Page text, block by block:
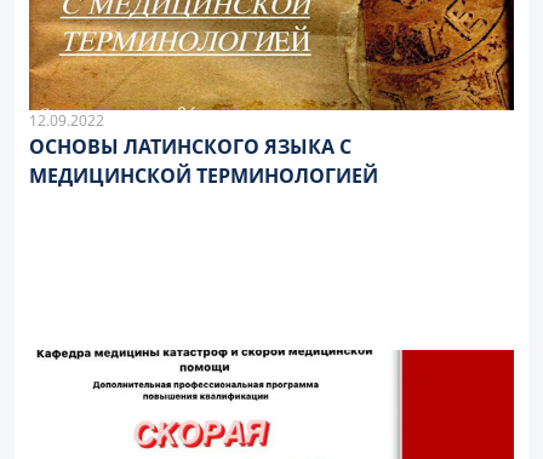
12.09.2022
ОСНОВЫ ЛАТИНСКОГО ЯЗЫКА С
МЕДИЦИНСКОЙ ТЕРМИНОЛОГИЕЙ